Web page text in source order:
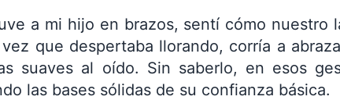
a mi hijo en brazos, sentí cómo nuestro
que despertaba llorando, corría a
suaves al oído. Sin saberlo, en esos
las bases sólidas de su confianza básica.